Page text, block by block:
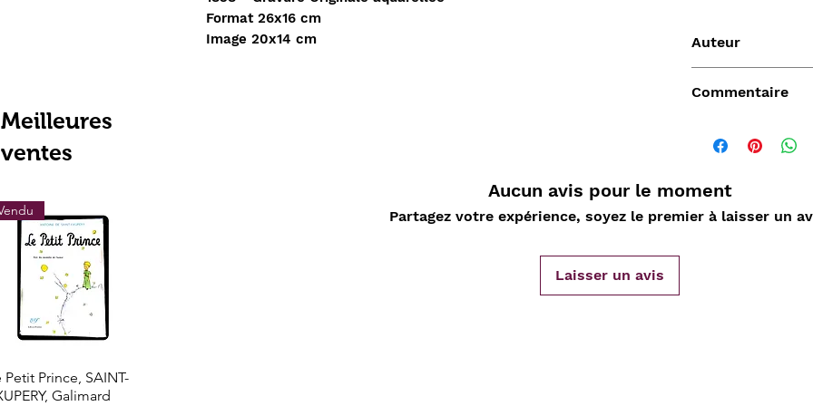
Format 26x16 cm
Image 20x14 cm
Auteur
Commentaire
Aucun avis pour le moment
Partagez votre expérience, soyez le premier à laisser un
Laisser un avis
Meilleures
ventes
Aperçu rapide
Petit Prince, SAINT-
Galimard
Vendu